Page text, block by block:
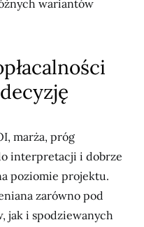
wariantów
marża, próg
interpretacji i dobrze
poziomie projektu.
zarówno pod
jak i spodziewanych